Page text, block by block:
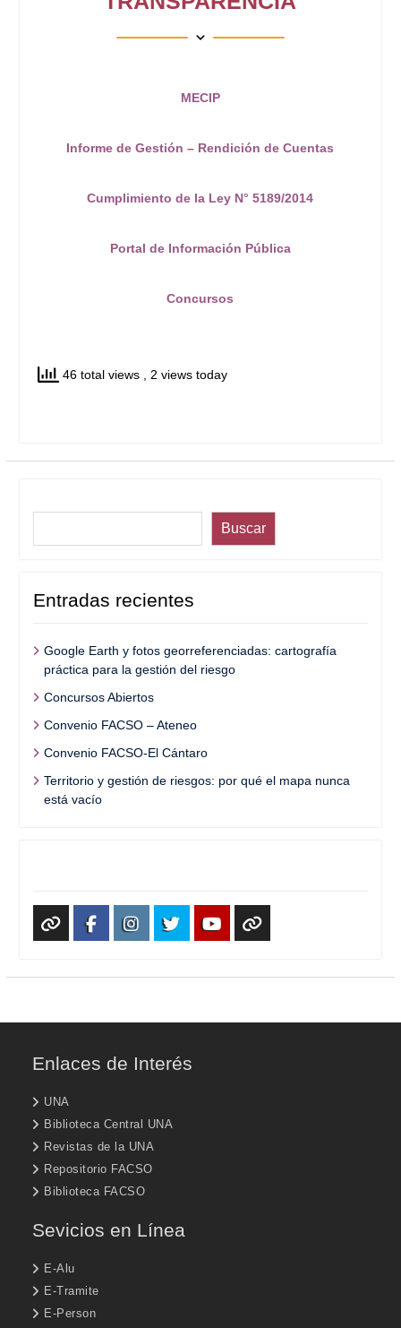
MECIP
Informe de Gestión – Rendición de Cuentas
Cumplimiento de la Ley N° 5189/2014
Portal de Información Pública
Concursos
46 total views , 2 views today
Buscar
Entradas recientes
Google Earth y fotos georreferenciadas: cartografía
práctica para la gestión del riesgo
Concursos Abiertos
Convenio FACSO – Ateneo
Convenio FACSO-El Cántaro
Territorio y gestión de riesgos: por qué el mapa nunca
está vacío
Enlaces de Interés
UNA
Biblioteca Central UNA
Revistas de la UNA
Repositorio FACSO
Biblioteca FACSO
Sevicios en Línea
E-Alu
E-Tramite
E-Person